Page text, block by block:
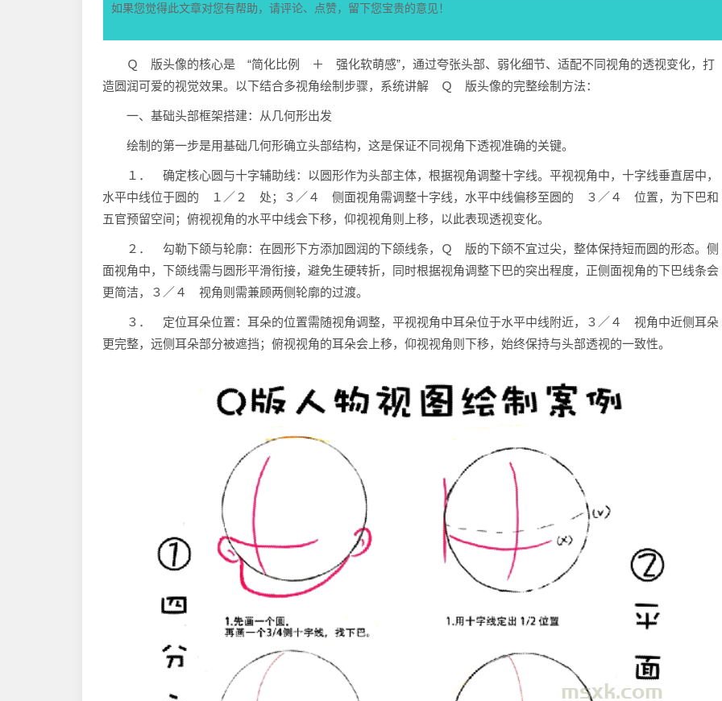
如果您觉得此文章对您有帮助，请评论、点赞，留下您宝贵的意见！
Ｑ 版头像的核心是 “简化比例 ＋ 强化软萌感”，通过夸张头部、弱化细节、适配不同视角的透视变化，打
造圆润可爱的视觉效果。以下结合多视角绘制步骤，系统讲解 Ｑ 版头像的完整绘制方法：
一、基础头部框架搭建：从几何形出发
绘制的第一步是用基础几何形确立头部结构，这是保证不同视角下透视准确的关键。
１． 确定核心圆与十字辅助线：以圆形作为头部主体，根据视角调整十字线。平视视角中，十字线垂直居中，
水平中线位于圆的 １／２ 处；３／４ 侧面视角需调整十字线，水平中线偏移至圆的 ３／４ 位置，为下巴和
五官预留空间；俯视视角的水平中线会下移，仰视视角则上移，以此表现透视变化。
２． 勾勒下颌与轮廓：在圆形下方添加圆润的下颌线条，Ｑ 版的下颌不宜过尖，整体保持短而圆的形态。侧
面视角中，下颌线需与圆形平滑衔接，避免生硬转折，同时根据视角调整下巴的突出程度，正侧面视角的下巴线条会
更简洁，３／４ 视角则需兼顾两侧轮廓的过渡。
３． 定位耳朵位置：耳朵的位置需随视角调整，平视视角中耳朵位于水平中线附近，３／４ 视角中近侧耳朵
更完整，远侧耳朵部分被遮挡；俯视视角的耳朵会上移，仰视视角则下移，始终保持与头部透视的一致性。